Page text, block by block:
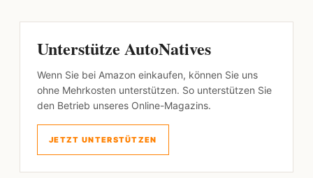
Unterstütze AutoNatives
Wenn Sie bei Amazon einkaufen, können Sie uns
ohne Mehrkosten unterstützen. So unterstützen Sie
den Betrieb unseres Online-Magazins.
JETZT UNTERSTÜTZEN